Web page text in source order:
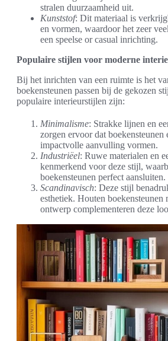
stralen duurzaamheid uit.
Kunststof: Dit materiaal is
en vormen, waardoor het zeer
een speelse or casual inrichting.
Populaire stijlen voor moderne
Bij het inrichten van een ruimte is het
boekensteunen passen bij de gekozen
populaire interieurstijlen zijn:
Minimalisme: Strakke lijnen en
zorgen ervoor dat boekensteunen
impactvolle aanvulling vormen.
Industriëel: Ruwe materialen en
kenmerkend voor deze stijl,
boekensteunen perfect aansluiten.
Scandinavisch: Deze stijl
esthetiek. Houten boekensteunen
ontwerp complementeren deze